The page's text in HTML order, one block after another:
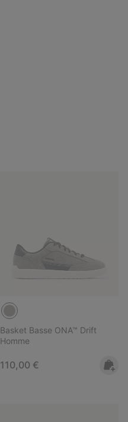
Basket Basse ONA™ Drift
Homme
Regular price:
110,00 €